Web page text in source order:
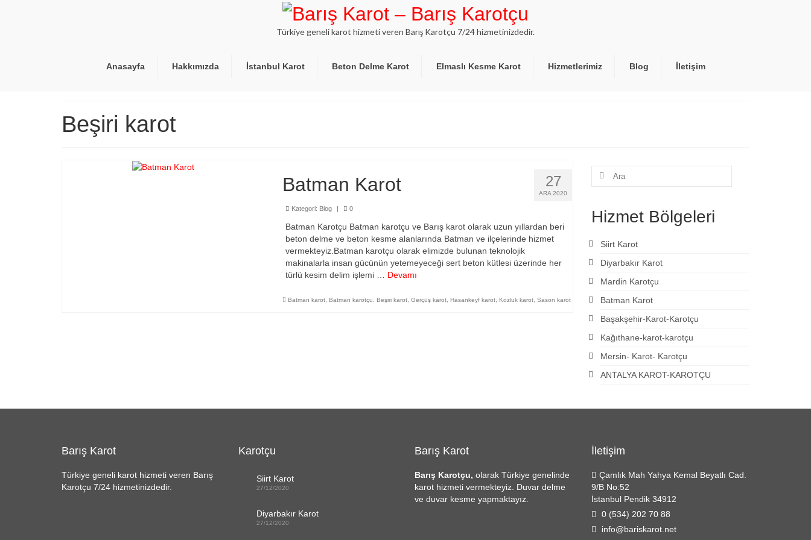
Türkiye geneli karot hizmeti veren Barış Karotçu 7/24 hizmetinizdedir.
Anasayfa Hakkımızda İstanbul Karot Beton Delme Karot Elmaslı Kesme Karot Hizmetlerimiz Blog İletişim
Beşiri karot
27
ARA 2020
Batman Karot
Kategori: Blog | 0
Batman Karotçu Batman karotçu ve Barış karot olarak uzun yıllardan beri
beton delme ve beton kesme alanlarında Batman ve ilçelerinde hizmet
vermekteyiz.Batman karotçu olarak elimizde bulunan teknolojik
makinalarla insan gücünün yetemeyeceği sert beton kütlesi üzerinde her
türlü kesim delim işlemi … Devamı
Batman karot, Batman karotçu Beşiri karot, Gerçüş karot, Hasankeyf karot, Kozluk karot, Sason karot
Şunu
Hizmet Bölgeleri
Siirt Karot
Diyarbakır Karot
Mardin Karotçu
Batman Karot
Başakşehir-Karot-Karotçu
Kağıthane-karot-karotçu
Mersin- Karot- Karotçu
ANTALYA KAROT-KAROTÇU
Barış Karot
Türkiye geneli karot hizmeti veren Barış
Karotçu 7/24 hizmetinizdedir.
Karotçu
Siirt Karot
27/12/2020
Diyarbakır Karot
27/12/2020
Barış Karot
Barış Karotçu, olarak Türkiye genelinde
karot hizmeti vermekteyiz. Duvar delme
ve duvar kesme yapmaktayız.
İletişim
Çamlık Mah Yahya Kemal Beyatlı Cad.
9/B No:52
İstanbul Pendik 34912
0 (534) 202 70 88
info@bariskarot.net